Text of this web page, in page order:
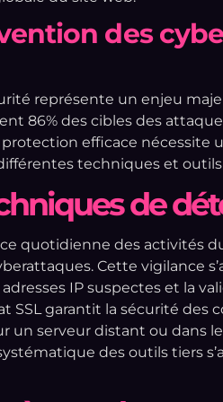
des
représente un enjeu
86% des cibles des
efficace nécessite
techniques et
de
quotidienne des activités
Cette vigilance
IP suspectes et la
SSL garantit la sécurité
un serveur distant ou dans
des outils tiers